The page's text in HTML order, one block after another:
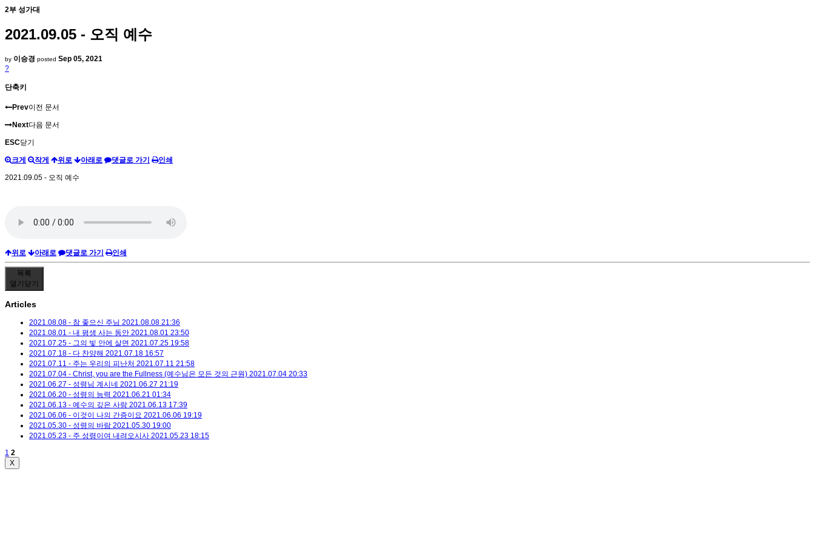
2부 성가대
2021.09.05 - 오직 예수
by 이승경 posted Sep 05, 2021
?
단축키
Prev이전 문서
Next다음 문서
ESC닫기
크게 작게 위로 아래로 댓글로 가기 인쇄
2021.09.05 - 오직 예수
위로 아래로 댓글로 가기 인쇄
목록
열기 닫기
Articles
2021.08.08 - 참 좋으신 주님 2021.08.08 21:36
2021.08.01 - 내 평생 사는 동안 2021.08.01 23:50
2021.07.25 - 그의 빛 안에 살면 2021.07.25 19:58
2021.07.18 - 다 찬양해 2021.07.18 16:57
2021.07.11 - 주는 우리의 피난처 2021.07.11 21:58
2021.07.04 - Christ, you are the Fullness (예수님은 모든 것의 근원) 2021.07.04 20:33
2021.06.27 - 성령님 계시네 2021.06.27 21:19
2021.06.20 - 성령의 능력 2021.06.21 01:34
2021.06.13 - 예수의 깊은 사랑 2021.06.13 17:39
2021.06.06 - 이것이 나의 간증이요 2021.06.06 19:19
2021.05.30 - 성령의 바람 2021.05.30 19:00
2021.05.23 - 주 성령이여 내려오시사 2021.05.23 18:15
1 2
X